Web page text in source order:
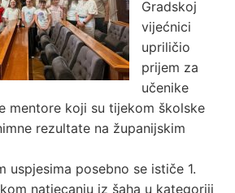
Gradskoj
vijećnici
upriličio
prijem za
učenike
mentore koji su tijekom školske
rezultate na županijskim
uspjesima posebno se ističe 1.
natjecanju iz šaha u kategoriji